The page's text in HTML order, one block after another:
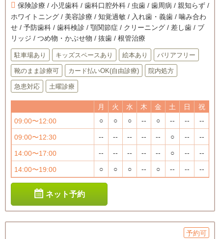
保険診療 / 小児歯科 / 歯科口腔外科 / 虫歯 / 歯周病 / 親知らず /
ホワイトニング / 美容診療 / 知覚過敏 / 入れ歯・義歯 / 噛み合わ
せ / 予防歯科 / 歯科検診 / 顎関節症 / クリーニング / 差し歯 / ブ
リッジ / つめ物・かぶせ物 / 抜歯 / 根管治療
駐車場あり キッズスペースあり 絵本あり バリアフリー
靴のまま診療可 カード払いOK(自由診療) 院内処方
急患対応 土曜診療
月 火 水 木 金 土 日
祝
09:00〜12:00
○ ○ ○ -- ○ -- -- --
09:00〜12:30 -- -- -- -- -- ○ -- --
14:00〜17:00 -- -- -- -- -- ○ -- --
14:00〜19:00 ○ ○ ○ -- ○ -- -- --
ネット予約
予約可